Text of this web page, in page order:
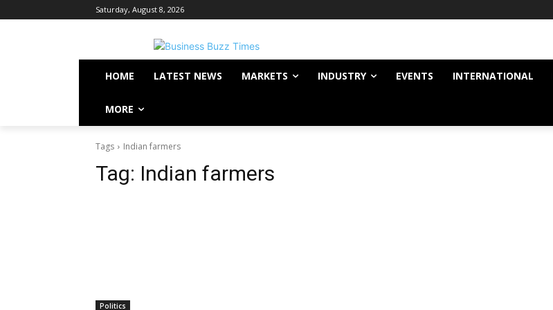
Saturday, August 8, 2026
HOME LATEST NEWS MARKETS INDUSTRY EVENTS INTERNATIONAL
MORE
Tags Indian farmers
Tag: Indian farmers
Politics